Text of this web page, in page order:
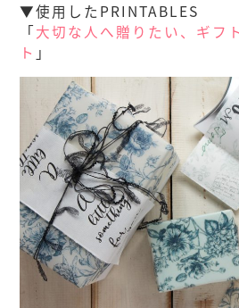
▼使用したPRINTABLES
「大切な人へ贈りたい、ギフ
ト 」